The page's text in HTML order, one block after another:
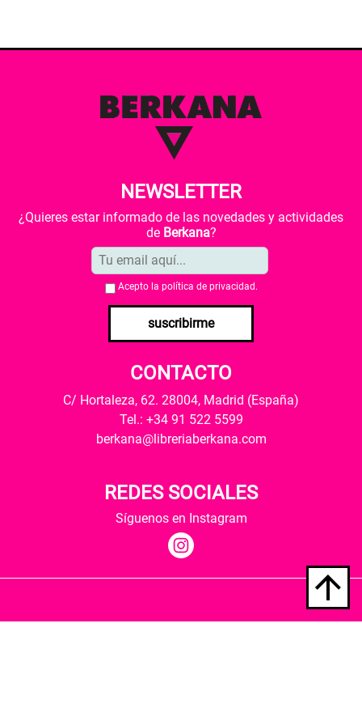
NEWSLETTER
¿Quieres estar informado de las novedades y actividades
de Berkana?
Acepto la política de privacidad .
suscribirme
CONTACTO
C/ Hortaleza, 62. 28004, Madrid (España)
Tel.: +34 91 522 5599
berkana@libreriaberkana.com
REDES SOCIALES
Síguenos en Instagram